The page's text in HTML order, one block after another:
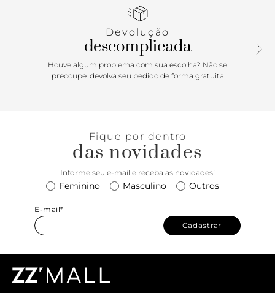
Devolução
descomplicada
Houve algum problema com sua escolha? Não se
preocupe: devolva seu pedido de forma gratuita
Fique por dentro
das novidades
Informe seu e-mail e receba as novidades!
Feminino Masculino Outros
E-mail*
Cadastrar